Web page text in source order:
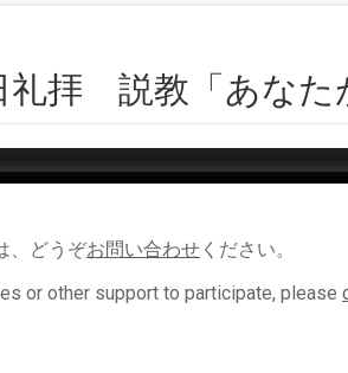
礼拝 説教「あなた
、どうぞお問い合わせ ください。
or other support to participate, please